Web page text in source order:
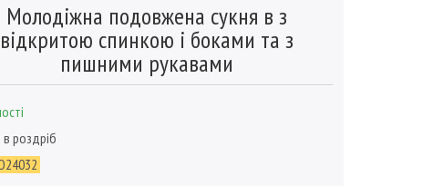
Молодіжна подовжена сукня в з
відкритою спинкою і боками та з
пишними рукавами
роздріб